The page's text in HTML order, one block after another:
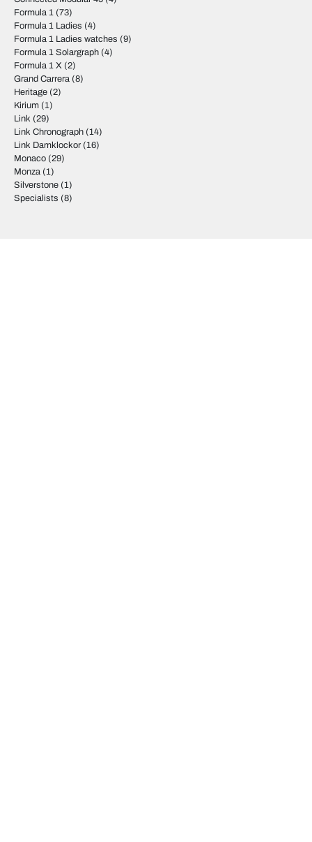
Formula 1 (73)
Formula 1 Ladies (4)
Formula 1 Ladies watches (9)
Formula 1 Solargraph (4)
Formula 1 X (2)
Grand Carrera (8)
Heritage (2)
Kirium (1)
Link (29)
Link Chronograph (14)
Link Damklockor (16)
Monaco (29)
Monza (1)
Silverstone (1)
Specialists (8)